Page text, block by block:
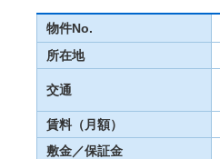
物件No.
所在地
交通
賃料（月額）
敷金／保証金